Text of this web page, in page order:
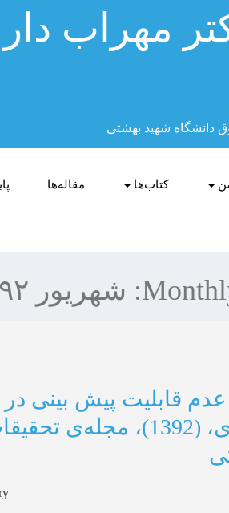
مهراب
دانشگاه شهید بهشتی
کتاب‌ها مقاله‌ها
شهریور ۱۳۹۲
عدم قابلیت پیش بینی
تجاری، (1392)،
: